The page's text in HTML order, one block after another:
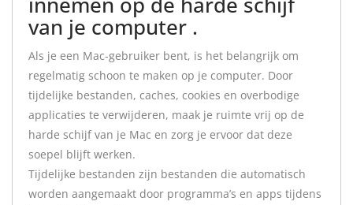
van je computer .
Als je een Mac-gebruiker bent, is het belangrijk om
regelmatig schoon te maken op je computer. Door
tijdelijke bestanden, caches, cookies en overbodige
applicaties te verwijderen, maak je ruimte vrij op de
harde schijf van je Mac en zorg je ervoor dat deze
soepel blijft werken.
Tijdelijke bestanden zijn bestanden die automatisch
worden aangemaakt door programma’s en apps tijdens